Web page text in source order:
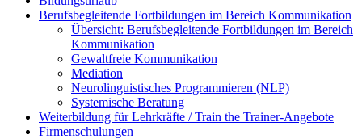
Berufsbegleitende Fortbildungen im Bereich Kommunikation
Übersicht: Berufsbegleitende Fortbildungen im Bereich
Kommunikation
Gewaltfreie Kommunikation
Mediation
Neurolinguistisches Programmieren (NLP)
Systemische Beratung
Weiterbildung für Lehrkräfte / Train the Trainer-Angebote
Firmenschulungen